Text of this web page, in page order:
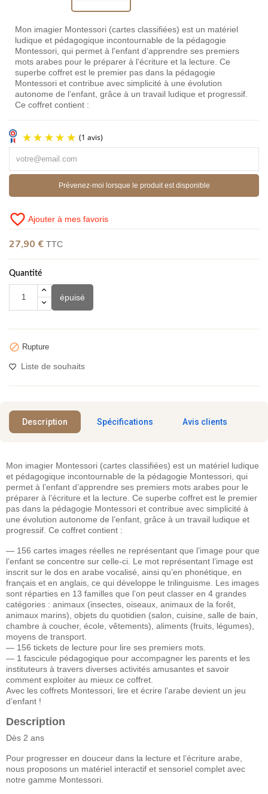
Mon imagier Montessori (cartes classifiées) est un matériel
ludique et pédagogique incontournable de la pédagogie
Montessori, qui permet à l’enfant d’apprendre ses premiers
mots arabes pour le préparer à l’écriture et la lecture. Ce
superbe coffret est le premier pas dans la pédagogie
Montessori et contribue avec simplicité à une évolution
autonome de l’enfant, grâce à un travail ludique et progressif.
Ce coffret contient :
Prévenez-moi lorsque le produit est disponible
favorite_border Ajouter à mes favoris
27,90 € TTC
Quantité
épuisé
 Rupture
Liste de souhaits
Description Spécifications Avis clients
Mon imagier Montessori (cartes classifiées) est un matériel ludique
et pédagogique incontournable de la pédagogie Montessori, qui
permet à l’enfant d’apprendre ses premiers mots arabes pour le
préparer à l’écriture et la lecture. Ce superbe coffret est le premier
pas dans la pédagogie Montessori et contribue avec simplicité à
une évolution autonome de l’enfant, grâce à un travail ludique et
progressif. Ce coffret contient :
— 156 cartes images réelles ne représentant que l’image pour que
l’enfant se concentre sur celle-ci. Le mot représentant l’image est
inscrit sur le dos en arabe vocalisé, ainsi qu’en phonétique, en
français et en anglais, ce qui développe le trilinguisme. Les images
sont réparties en 13 familles que l’on peut classer en 4 grandes
catégories : animaux (insectes, oiseaux, animaux de la forêt,
animaux marins), objets du quotidien (salon, cuisine, salle de bain,
chambre à coucher, école, vêtements), aliments (fruits, légumes),
moyens de transport.
— 156 tickets de lecture pour lire ses premiers mots.
— 1 fascicule pédagogique pour accompagner les parents et les
instituteurs à travers diverses activités amusantes et savoir
comment exploiter au mieux ce coffret.
Avec les coffrets Montessori, lire et écrire l’arabe devient un jeu
d’enfant !
Description
Dès 2 ans
Pour progresser en douceur dans la lecture et l’écriture arabe,
nous proposons un matériel interactif et sensoriel complet avec
notre gamme Montessori.